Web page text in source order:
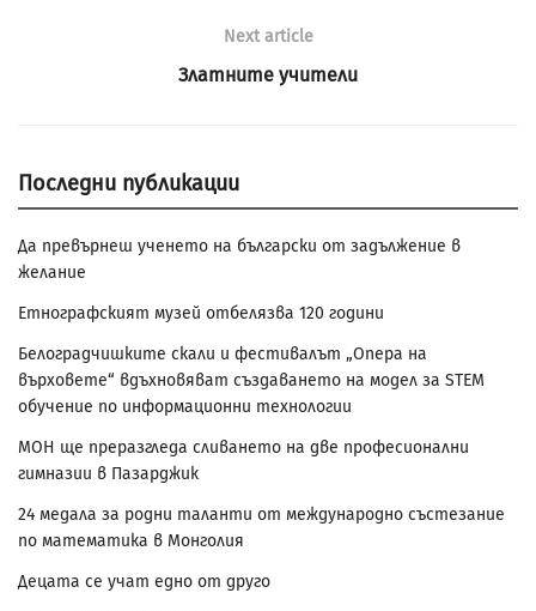
Next article
Златните учители
Последни публикации
Да превърнеш ученето на български от задължение в
желание
Етнографският музей отбелязва 120 години
Белоградчишките скали и фестивалът „Опера на
върховете“ вдъхновяват създаването на модел за STEM
обучение по информационни технологии
МОН ще преразгледа сливането на две професионални
гимназии в Пазарджик
24 медала за родни таланти от международно състезание
по математика в Монголия
Децата се учат едно от друго